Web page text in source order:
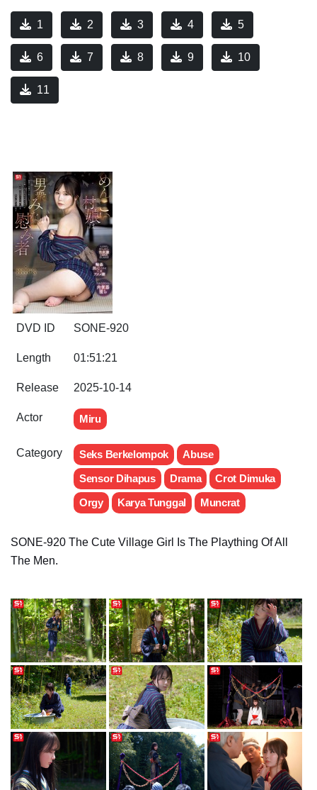
1 2 3 4 5
6 7 8 9 10
11
DVD ID SONE-920
Length 01:51:21
Release 2025-10-14
Actor Miru
Category Seks Berkelompok
Abuse
Sensor Dihapus
Drama
Crot Dimuka
Orgy
Karya Tunggal Muncrat
SONE-920 The Cute Village Girl Is The Plaything Of All
The Men.